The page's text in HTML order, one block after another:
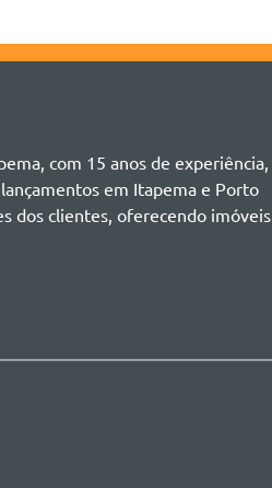
com 15 anos de experiência,
em Itapema e Porto
dos clientes, oferecendo imóveis